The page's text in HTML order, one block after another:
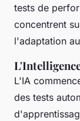
tests de
concentrent
l'adaptation
L'IA
des tests